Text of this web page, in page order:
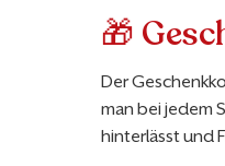
🎁
Der
man bei jedem
hinterlässt und